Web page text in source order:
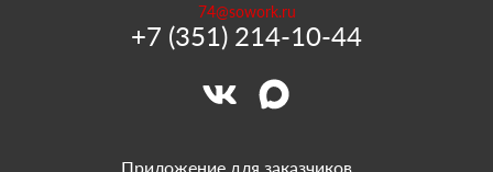
74@sowork.ru
+7 (351) 214-10-44
Приложение для заказчиков